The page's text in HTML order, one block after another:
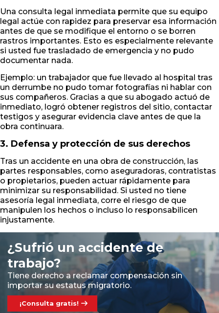
Una consulta legal inmediata permite que su equipo
legal actúe con rapidez para preservar esa información
antes de que se modifique el entorno o se borren
rastros importantes. Esto es especialmente relevante
si usted fue trasladado de emergencia y no pudo
documentar nada.
Ejemplo: un trabajador que fue llevado al hospital tras
un derrumbe no pudo tomar fotografías ni hablar con
sus compañeros. Gracias a que su abogado actuó de
inmediato, logró obtener registros del sitio, contactar
testigos y asegurar evidencia clave antes de que la
obra continuara.
3. Defensa y protección de sus derechos
Tras un accidente en una obra de construcción, las
partes responsables, como aseguradoras, contratistas
o propietarios, pueden actuar rápidamente para
minimizar su responsabilidad. Si usted no tiene
asesoría legal inmediata, corre el riesgo de que
manipulen los hechos o incluso lo responsabilicen
injustamente.
¿Sufrió un accidente de
trabajo?
Tiene derecho a reclamar compensación sin
importar su estatus migratorio.
¡Consulta gratis!